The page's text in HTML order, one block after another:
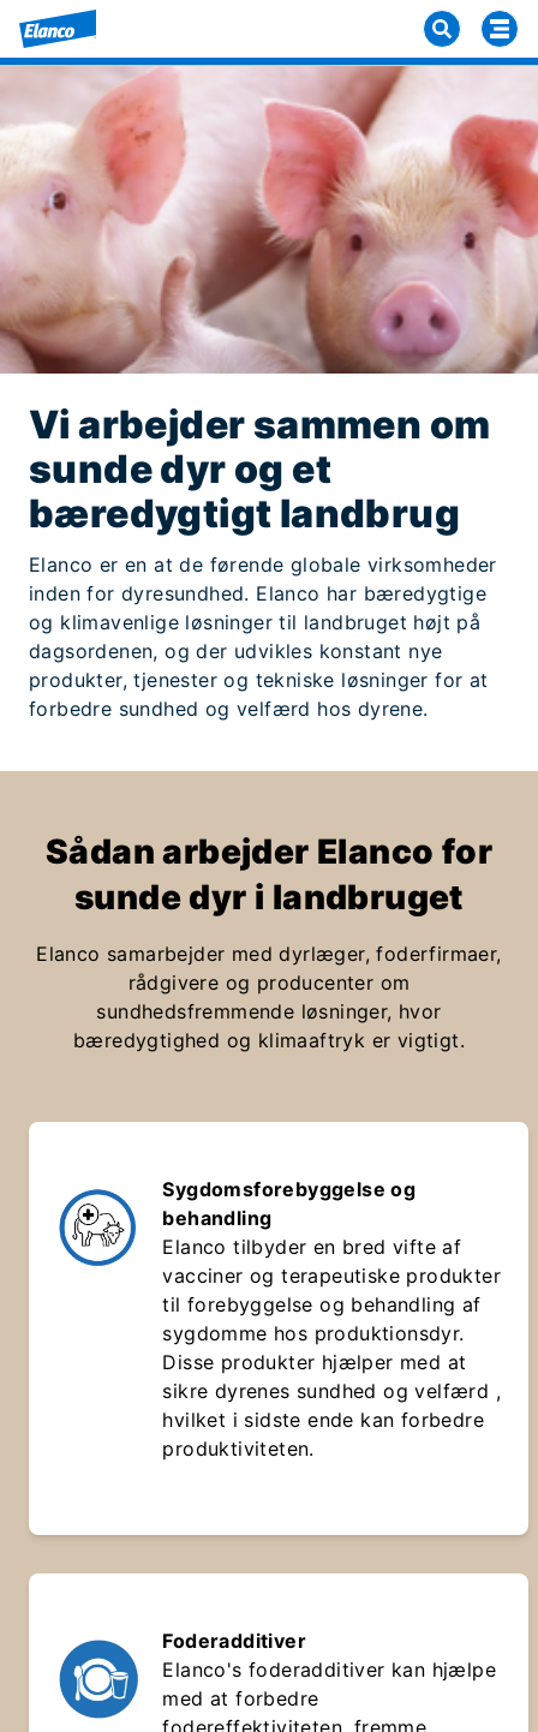
Vi arbejder sammen om
sunde dyr og et
bæredygtigt landbrug
Elanco er en at de førende globale virksomheder
inden for dyresundhed. Elanco har bæredygtige
og klimavenlige løsninger til landbruget højt på
dagsordenen, og der udvikles konstant nye
produkter, tjenester og tekniske løsninger for at
forbedre sundhed og velfærd hos dyrene.
Sådan arbejder Elanco for
sunde dyr i landbruget
Elanco samarbejder med dyrlæger, foderfirmaer,
rådgivere og producenter om
sundhedsfremmende løsninger, hvor
bæredygtighed og klimaaftryk er vigtigt.
Sygdomsforebyggelse og
behandling
Elanco tilbyder en bred vifte af
vacciner og terapeutiske produkter
til forebyggelse og behandling af
sygdomme hos produktionsdyr.
Disse produkter hjælper med at
sikre dyrenes sundhed og velfærd ,
hvilket i sidste ende kan forbedre
produktiviteten.
Foderadditiver
Elanco's foderadditiver kan hjælpe
med at forbedre
fodereffektiviteten, fremme